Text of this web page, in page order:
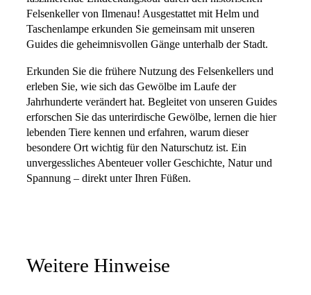
Felsenkeller von Ilmenau! Ausgestattet mit Helm und
Taschenlampe erkunden Sie gemeinsam mit unseren
Guides die geheimnisvollen Gänge unterhalb der Stadt.
Erkunden Sie die frühere Nutzung des Felsenkellers und
erleben Sie, wie sich das Gewölbe im Laufe der
Jahrhunderte verändert hat. Begleitet von unseren Guides
erforschen Sie das unterirdische Gewölbe, lernen die hier
lebenden Tiere kennen und erfahren, warum dieser
besondere Ort wichtig für den Naturschutz ist. Ein
unvergessliches Abenteuer voller Geschichte, Natur und
Spannung – direkt unter Ihren Füßen.
Weitere Hinweise